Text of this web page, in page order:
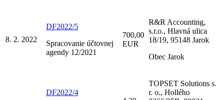
8. 2. 2022
DF2022/5
Spracovanie účtovnej
agendy 12/2021
700,00
EUR
R&R Accounting,
s.r.o., Hlavná ulica
18/19, 95148 Jarok
Obec Jarok
DF2022/4
TOPSET Solutions s.
r. o., Hollého